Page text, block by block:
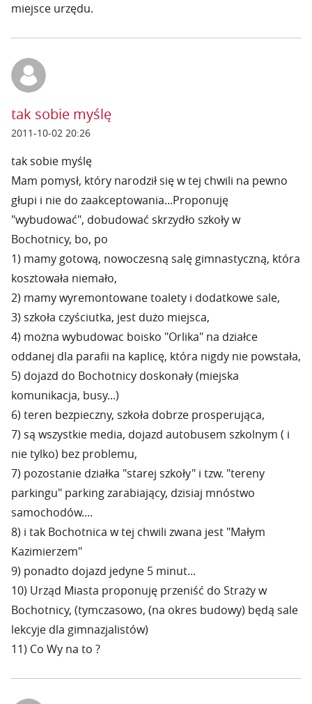
miejsce urzędu.
tak sobie myślę
2011-10-02 20:26
tak sobie myślę
Mam pomysł, który narodził się w tej chwili na pewno
głupi i nie do zaakceptowania...Proponuję
"wybudować", dobudować skrzydło szkoły w
Bochotnicy, bo, po
1) mamy gotową, nowoczesną salę gimnastyczną, która
kosztowała niemało,
2) mamy wyremontowane toalety i dodatkowe sale,
3) szkoła czyściutka, jest dużo miejsca,
4) można wybudowac boisko "Orlika" na działce
oddanej dla parafii na kaplicę, która nigdy nie powstała,
5) dojazd do Bochotnicy doskonały (miejska
komunikacja, busy...)
6) teren bezpieczny, szkoła dobrze prosperująca,
7) są wszystkie media, dojazd autobusem szkolnym ( i
nie tylko) bez problemu,
7) pozostanie działka "starej szkoły" i tzw. "tereny
parkingu" parking zarabiający, dzisiaj mnóstwo
samochodów....
8) i tak Bochotnica w tej chwili zwana jest "Małym
Kazimierzem"
9) ponadto dojazd jedyne 5 minut...
10) Urząd Miasta proponuję przeniść do Straży w
Bochotnicy, (tymczasowo, (na okres budowy) będą sale
lekcyje dla gimnazjalistów)
11) Co Wy na to ?